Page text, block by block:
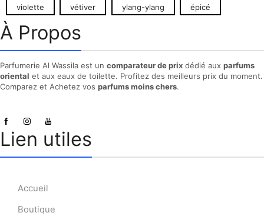
violette vétiver ylang-ylang épicé
À Propos
Parfumerie Al Wassila est un comparateur de prix dédié aux parfums
oriental et aux eaux de toilette. Profitez des meilleurs prix du moment.
Comparez et Achetez vos parfums moins chers.
Lien utiles
Accueil
Boutique